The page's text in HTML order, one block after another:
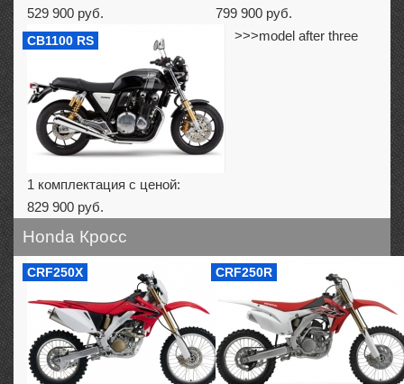
529 900 руб.
799 900 руб.
CB1100 RS
1 комплектация с ценой:
829 900 руб.
>>>model after three
Honda Кросс
CRF250X CRF250R